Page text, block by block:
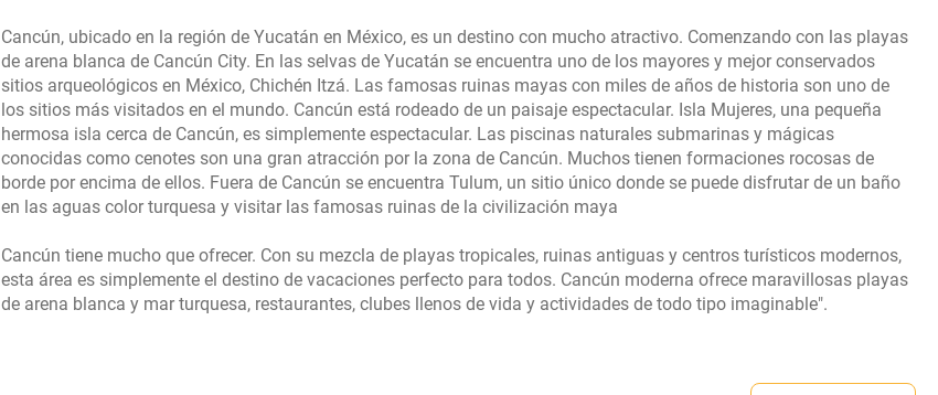
Cancún, ubicado en la región de Yucatán en México, es un destino con mucho atractivo. Comenzando con las playas
de arena blanca de Cancún City. En las selvas de Yucatán se encuentra uno de los mayores y mejor conservados
sitios arqueológicos en México, Chichén Itzá. Las famosas ruinas mayas con miles de años de historia son uno de
los sitios más visitados en el mundo. Cancún está rodeado de un paisaje espectacular. Isla Mujeres, una pequeña
hermosa isla cerca de Cancún, es simplemente espectacular. Las piscinas naturales submarinas y mágicas
conocidas como cenotes son una gran atracción por la zona de Cancún. Muchos tienen formaciones rocosas de
borde por encima de ellos. Fuera de Cancún se encuentra Tulum, un sitio único donde se puede disfrutar de un baño
en las aguas color turquesa y visitar las famosas ruinas de la civilización maya
Cancún tiene mucho que ofrecer. Con su mezcla de playas tropicales, ruinas antiguas y centros turísticos modernos,
esta área es simplemente el destino de vacaciones perfecto para todos. Cancún moderna ofrece maravillosas playas